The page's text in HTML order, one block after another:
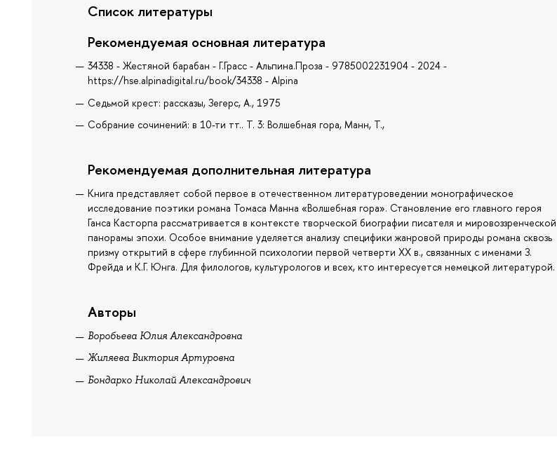
Список литературы
Рекомендуемая основная литература
34338 - Жестяной барабан - Г.Грасс - Альпина.Проза - 9785002231904 - 2024 -
https://hse.alpinadigital.ru/book/34338 - Alpina
Седьмой крест: рассказы, Зегерс, А., 1975
Собрание сочинений: в 10-ти тт.. Т. 3: Волшебная гора, Манн, Т.,
Рекомендуемая дополнительная литература
Книга представляет собой первое в отечественном литературоведении монографическое
исследование поэтики романа Томаса Манна «Волшебная гора». Становление его главного героя
Ганса Касторпа рассматривается в контексте творческой биографии писателя и мировоззренческой
панорамы эпохи. Особое внимание уделяется анализу специфики жанровой природы романа сквозь
призму открытий в сфере глубинной психологии первой четверти XX в., связанных с именами З.
Фрейда и К.Г. Юнга. Для филологов, культурологов и всех, кто интересуется немецкой литературой.
Авторы
Воробьева Юлия Александровна
Жиляева Виктория Артуровна
Бондарко Николай Александрович